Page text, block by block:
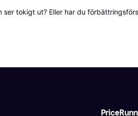
tokigt ut? Eller har du